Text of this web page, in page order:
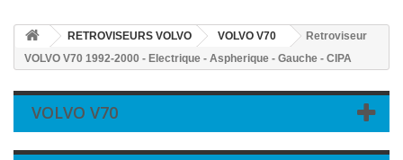
RETROVISEURS VOLVO VOLVO V70
Retroviseur
VOLVO V70 1992-2000 - Electrique - Aspherique - Gauche - CIPA
VOLVO V70